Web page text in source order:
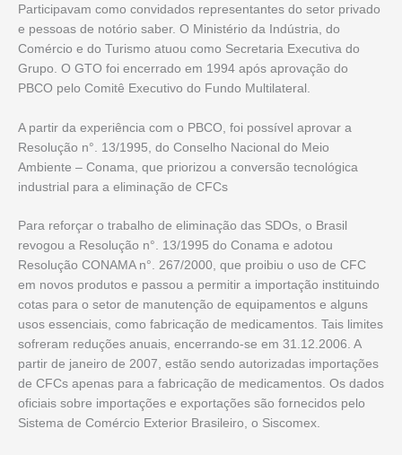
Participavam como convidados representantes do setor privado
e pessoas de notório saber. O Ministério da Indústria, do
Comércio e do Turismo atuou como Secretaria Executiva do
Grupo. O GTO foi encerrado em 1994 após aprovação do
PBCO pelo Comitê Executivo do Fundo Multilateral.
A partir da experiência com o PBCO, foi possível aprovar a
Resolução n°. 13/1995, do Conselho Nacional do Meio
Ambiente – Conama, que priorizou a conversão tecnológica
industrial para a eliminação de CFCs
Para reforçar o trabalho de eliminação das SDOs, o Brasil
revogou a Resolução n°. 13/1995 do Conama e adotou
Resolução CONAMA n°. 267/2000, que proibiu o uso de CFC
em novos produtos e passou a permitir a importação instituindo
cotas para o setor de manutenção de equipamentos e alguns
usos essenciais, como fabricação de medicamentos. Tais limites
sofreram reduções anuais, encerrando-se em 31.12.2006. A
partir de janeiro de 2007, estão sendo autorizadas importações
de CFCs apenas para a fabricação de medicamentos. Os dados
oficiais sobre importações e exportações são fornecidos pelo
Sistema de Comércio Exterior Brasileiro, o Siscomex.